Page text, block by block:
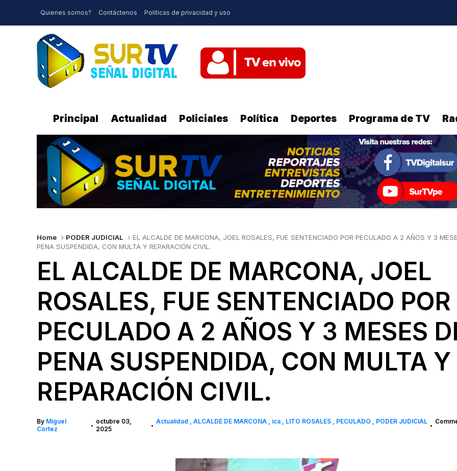
Quienes somos? Contáctenos Politicas de privacidad y uso
Principal Actualidad Policiales Política Deportes Programa de TV
Home PODER JUDICIAL
EL ALCALDE DE MARCONA, JOEL ROSALES, FUE SENTENCIADO POR PECULADO A 2 AÑOS Y 3
PENA SUSPENDIDA, CON MULTA Y REPARACIÓN CIVIL.
EL ALCALDE DE MARCONA, JOEL
ROSALES, FUE SENTENCIADO POR
PECULADO A 2 AÑOS Y 3 MESES
PENA SUSPENDIDA, CON MULTA Y
REPARACIÓN CIVIL.
By Miguel
Cortez
• octubre 03,
2025
• Actualidad ALCALDE DE MARCONA ica LITO ROSALES PECULADO PODER JUDICIAL •